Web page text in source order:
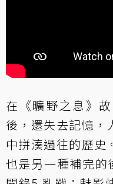
在《曠野之息》
後，還失去記憶，
中拼湊過往的歷史
也是另一種補完的